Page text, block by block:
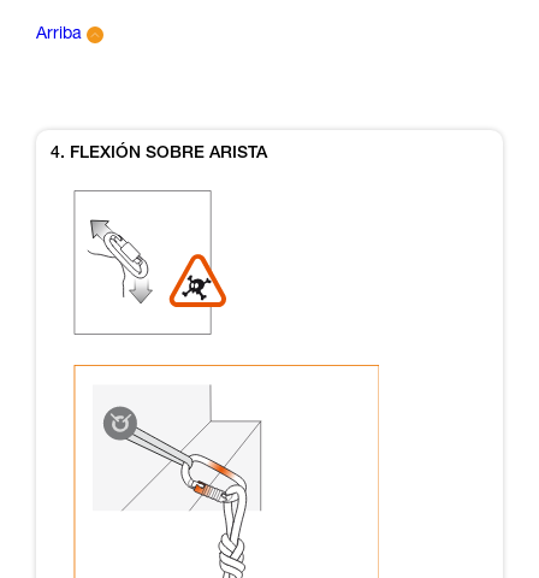
Arriba
4. FLEXIÓN SOBRE ARISTA